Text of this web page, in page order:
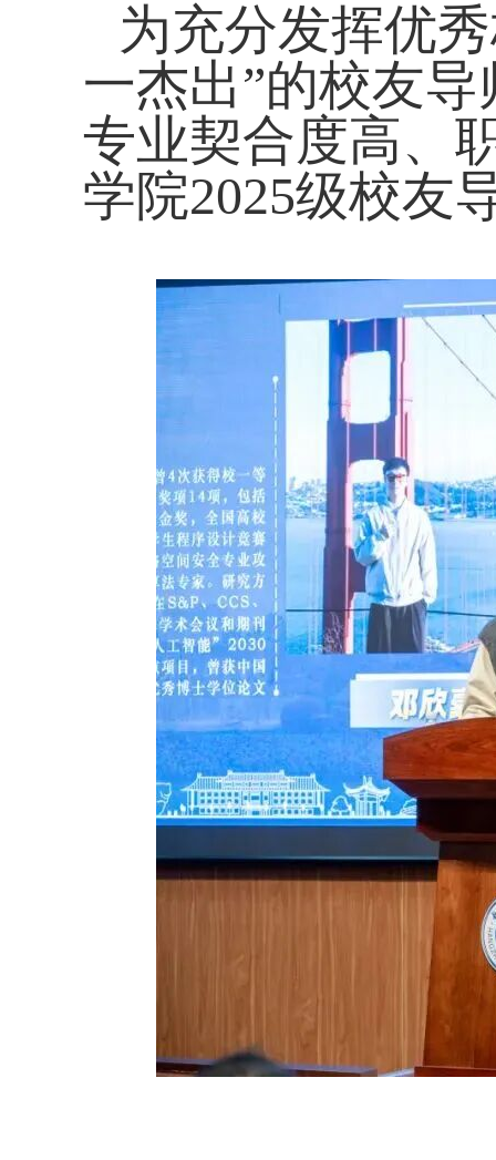
为充分发挥优
一杰出”的校友
专业契合度高、
学院2025级校友